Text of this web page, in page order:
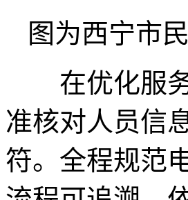
图为西宁市
在优化服务
准核对人员信
符。全程规范